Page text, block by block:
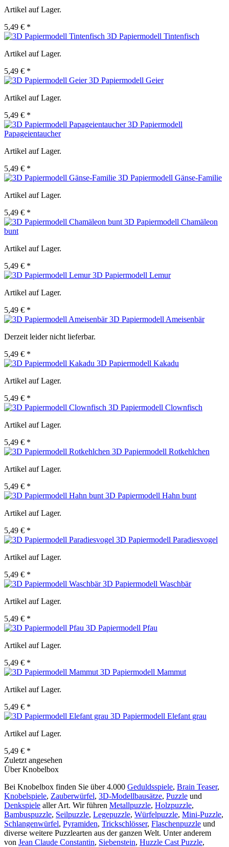
Artikel auf Lager.
5,49 € *
3D Papiermodell Tintenfisch
Artikel auf Lager.
5,49 € *
3D Papiermodell Geier
Artikel auf Lager.
5,49 € *
3D Papiermodell
Papageientaucher
Artikel auf Lager.
5,49 € *
3D Papiermodell Gänse-Familie
Artikel auf Lager.
5,49 € *
3D Papiermodell Chamäleon
bunt
Artikel auf Lager.
5,49 € *
3D Papiermodell Lemur
Artikel auf Lager.
5,49 € *
3D Papiermodell Ameisenbär
Derzeit leider nicht lieferbar.
5,49 € *
3D Papiermodell Kakadu
Artikel auf Lager.
5,49 € *
3D Papiermodell Clownfisch
Artikel auf Lager.
5,49 € *
3D Papiermodell Rotkehlchen
Artikel auf Lager.
5,49 € *
3D Papiermodell Hahn bunt
Artikel auf Lager.
5,49 € *
3D Papiermodell Paradiesvogel
Artikel auf Lager.
5,49 € *
3D Papiermodell Waschbär
Artikel auf Lager.
5,49 € *
3D Papiermodell Pfau
Artikel auf Lager.
5,49 € *
3D Papiermodell Mammut
Artikel auf Lager.
5,49 € *
3D Papiermodell Elefant grau
Artikel auf Lager.
5,49 € *
Zuletzt angesehen
Über Knobelbox
Bei Knobelbox finden Sie über 4.000 Geduldsspiele, Brain Teaser,
Knobelspiele, Zauberwürfel, 3D-Modellbausätze, Puzzle und
Denkspiele aller Art. Wir führen Metallpuzzle, Holzpuzzle,
Bambuspuzzle, Seilpuzzle, Legepuzzle, Würfelpuzzle, Mini-Puzzle,
Schlangenwürfel, Pyramiden, Trickschlösser, Flaschenpuzzle und
diverse weitere Puzzlearten aus der ganzen Welt. Unter anderem
von Jean Claude Constantin, Siebenstein, Huzzle Cast Puzzle,